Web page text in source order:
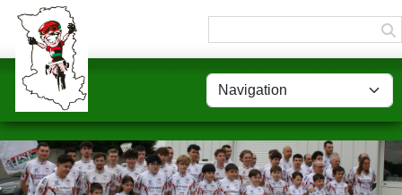
Panneau de gestion des cookies